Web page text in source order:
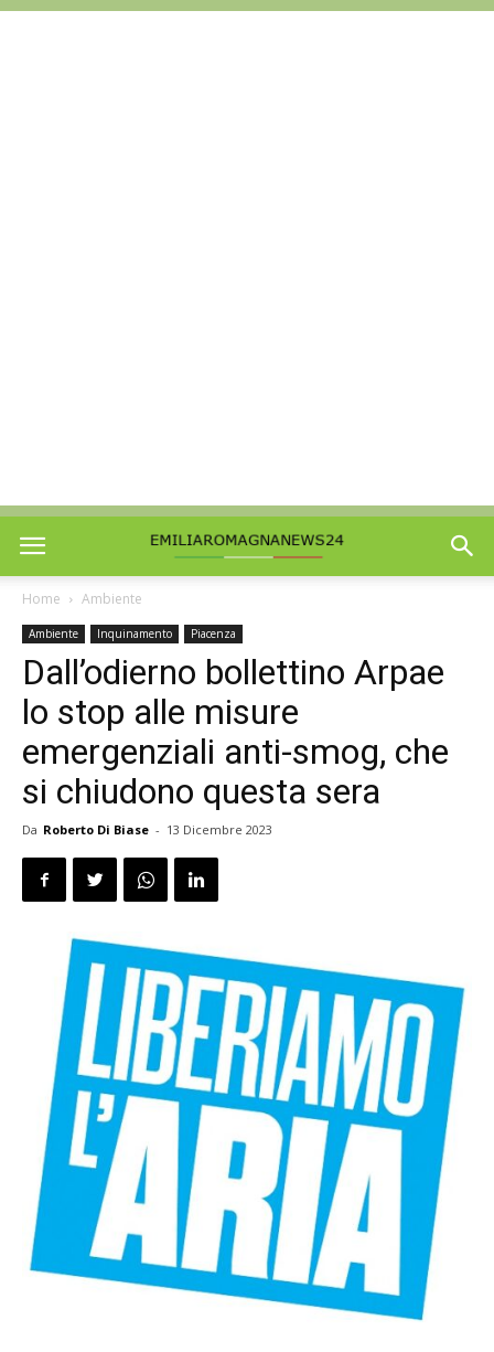
Home Ambiente
Ambiente Inquinamento Piacenza
Dall’odierno bollettino Arpae
lo stop alle misure
emergenziali anti-smog, che
si chiudono questa sera
Da Roberto Di Biase - 13 Dicembre 2023